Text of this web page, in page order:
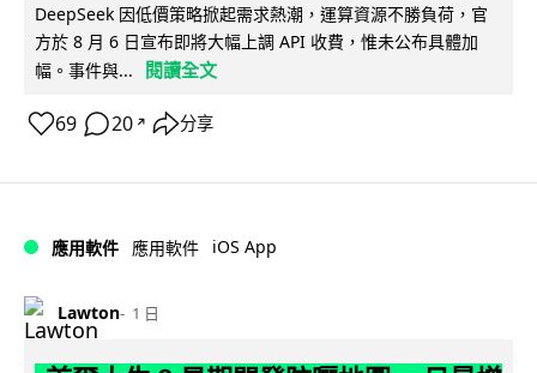
DeepSeek 因低價策略掀起需求熱潮，運算資源不勝負荷，官
方於 8 月 6 日宣布即將大幅上調 API 收費，惟未公布具體加
幅。事件與...
閱讀全文
69 20 ↗ 分享
應用軟件 應用軟件 iOS App
Lawton 1 日